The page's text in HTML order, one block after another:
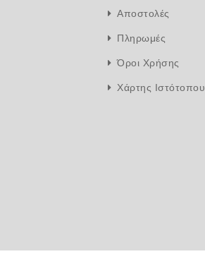
Αποστολές
Πληρωμές
Όροι Χρήσης
Χάρτης Ιστότοπου